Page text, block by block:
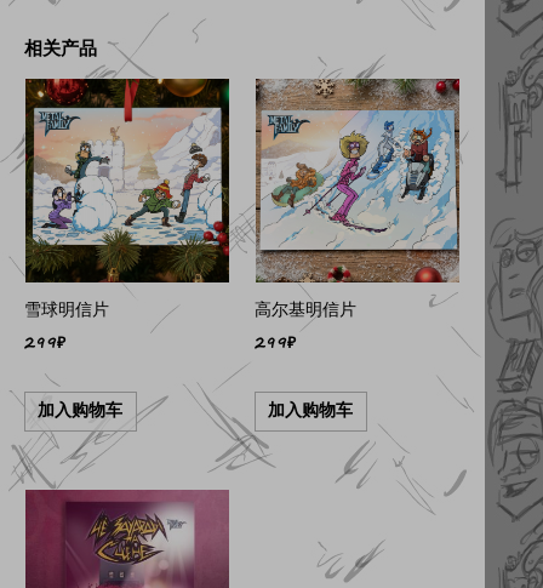
相关产品
雪球明信片
299₽
加入购物车
高尔基明信片
299₽
加入购物车